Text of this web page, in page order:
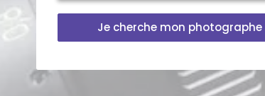
Je cherche mon photographe